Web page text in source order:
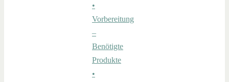
•
Vorbereitung
–
Benötigte
Produkte
•